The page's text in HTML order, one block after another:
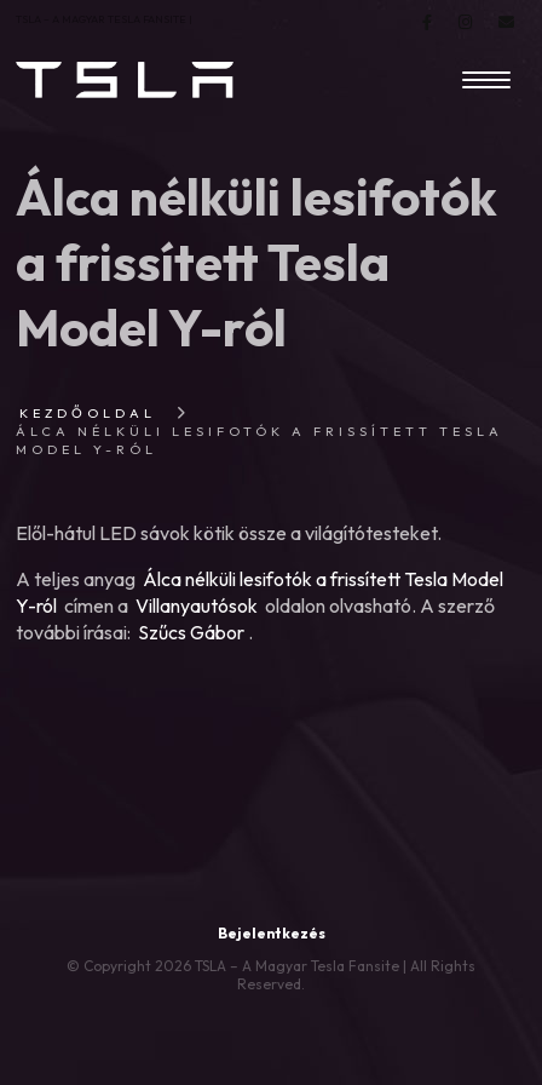
Álca nélküli lesifotók
a frissített Tesla
Model Y-ról
KEZDŐOLDAL
ÁLCA NÉLKÜLI LESIFOTÓK A FRISSÍTETT TESLA
MODEL Y-RÓL
Elől-hátul LED sávok kötik össze a világítótesteket.
A teljes anyag Álca nélküli lesifotók a frissített Tesla Model
Y-ról címen a Villanyautósok oldalon olvasható. A szerző
további írásai: Szűcs Gábor .
Bejelentkezés
© Copyright 2026 TSLA – A Magyar Tesla Fansite | All Rights
Reserved.